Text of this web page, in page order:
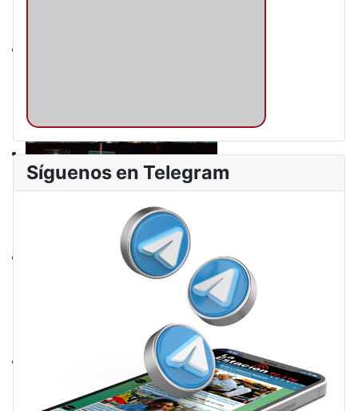
Síguenos en Telegram